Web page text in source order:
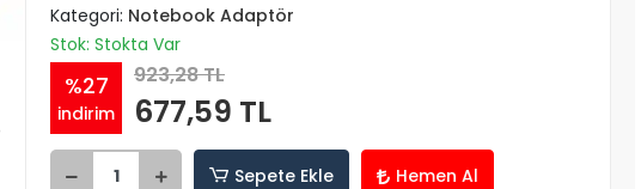
Kategori: Notebook Adaptör
Stok: Stokta Var
%27
indirim
923,28 TL
677,59 TL
Sepete Ekle Hemen Al